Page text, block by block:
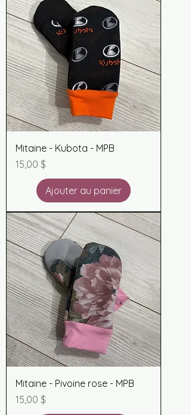
Mitaine - Kubota - MPB
Prix
15,00 $
Ajouter au panier
Mitaine - Pivoine rose - MPB
Prix
15,00 $